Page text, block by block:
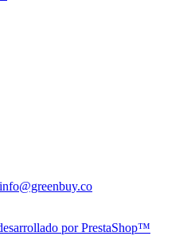
info@greenbuy.co
por PrestaShop™